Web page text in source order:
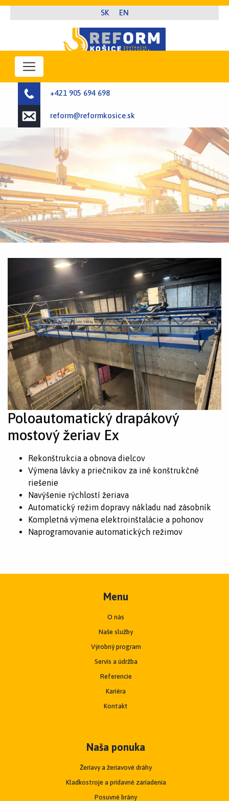
+421 905 694 698
reform@reformkosice.sk
Poloautomatický drapákový
mostový žeriav Ex
Rekonštrukcia a obnova dielcov
Výmena lávky a priečnikov za iné konštrukčné
riešenie
Navýšenie rýchlostí žeriava
Automatický režim dopravy nákladu nad zásobník
Kompletná výmena elektroinštalácie a pohonov
Naprogramovanie automatických režimov
Menu
O nás
Naše služby
Výrobný program
Servis a údržba
Referencie
Kariéra
Kontakt
Naša ponuka
Žeriavy a žeriavové dráhy
Kladkostroje a prídavné zariadenia
Posuvné brány